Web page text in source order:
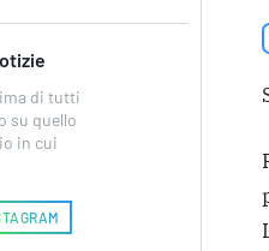
di tutti
su quello
in cui